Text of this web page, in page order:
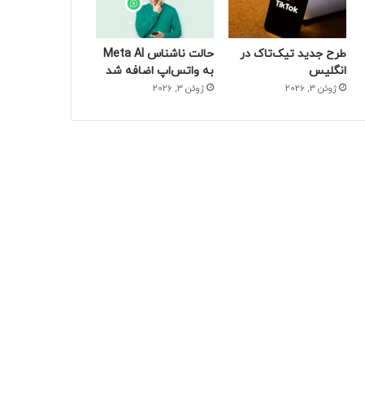
طرح جدید تیک‌تاک در
انگلیس
ژوئن 3, 2026
حالت ناشناس Meta AI
به واتس‌اپ اضافه شد
ژوئن 3, 2026